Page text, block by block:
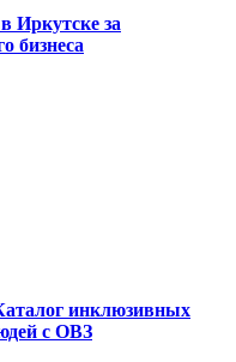
Иркутске за
бизнеса
инклюзивных
с ОВЗ